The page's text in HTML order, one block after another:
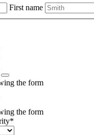
First name
the form
the form
*